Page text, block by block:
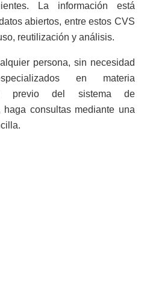
La información está
abiertos, entre estos CVS
reutilización y análisis.
persona, sin necesidad
en materia
previo del sistema de
haga consultas mediante una